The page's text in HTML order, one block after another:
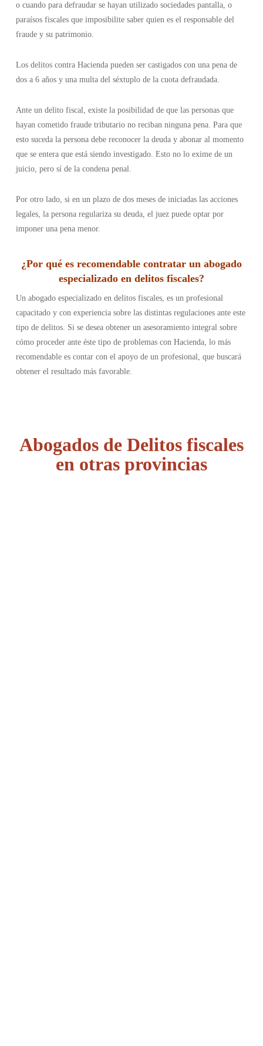
o cuando para defraudar se hayan utilizado sociedades pantalla, o
paraísos fiscales que imposibilite saber quien es el responsable del
fraude y su patrimonio.
Los delitos contra Hacienda pueden ser castigados con una pena de
dos a 6 años y una multa del séxtuplo de la cuota defraudada.
Ante un delito fiscal, existe la posibilidad de que las personas que
hayan cometido fraude tributario no reciban ninguna pena. Para que
esto suceda la persona debe reconocer la deuda y abonar al momento
que se entera que está siendo investigado. Esto no lo exime de un
juicio, pero sí de la condena penal.
Por otro lado, si en un plazo de dos meses de iniciadas las acciones
legales, la persona regulariza su deuda, el juez puede optar por
imponer una pena menor.
¿Por qué es recomendable contratar un abogado
especializado en delitos fiscales?
Un abogado especializado en delitos fiscales, es un profesional
capacitado y con experiencia sobre las distintas regulaciones ante este
tipo de delitos. Si se desea obtener un asesoramiento integral sobre
cómo proceder ante éste tipo de problemas con Hacienda, lo más
recomendable es contar con el apoyo de un profesional, que buscará
obtener el resultado más favorable.
Abogados de Delitos fiscales
en otras provincias